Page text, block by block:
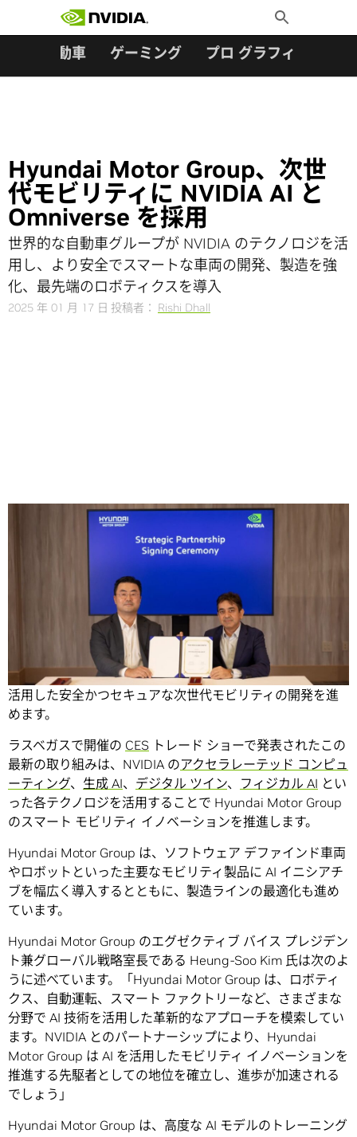
Toggle
Search
自動車 ゲーミング プロ グラフィックス
Hyundai Motor Group、次世
代モビリティに NVIDIA AI と
Omniverse を採用
世界的な自動車グループが NVIDIA のテクノロジを活
用し、より安全でスマートな車両の開発、製造を強
化、最先端のロボティクスを導入
2025 年 01 月 17 日 投稿者： Rishi Dhall
スマート モビリティの未来を推進する Hyundai Motor
Group は NVIDIA と提携し、AI と産業用デジタル ツインを
活用した安全かつセキュアな次世代モビリティの開発を進
めます。
ラスベガスで開催の CES トレード ショーで発表されたこの
最新の取り組みは、NVIDIA のアクセラレーテッド コンピュ
ーティング、 生成 AI、 デジタル ツイン、 フィジカル AI とい
った各テクノロジを活用することで Hyundai Motor Group
のスマート モビリティ イノベーションを推進します。
Hyundai Motor Group は、ソフトウェア デファインド車両
やロボットといった主要なモビリティ製品に AI イニシアチ
ブを幅広く導入するとともに、製造ラインの最適化も進め
ています。
Hyundai Motor Group のエグゼクティブ バイス プレジデン
ト兼グローバル戦略室長である Heung-Soo Kim 氏は次のよ
うに述べています。「Hyundai Motor Group は、ロボティ
クス、自動運転、スマート ファクトリーなど、さまざまな
分野で AI 技術を活用した革新的なアプローチを模索してい
ます。NVIDIA とのパートナーシップにより、Hyundai
Motor Group は AI を活用したモビリティ イノベーションを
推進する先駆者としての地位を確立し、進歩が加速される
でしょう」
Hyundai Motor Group は、高度な AI モデルのトレーニング